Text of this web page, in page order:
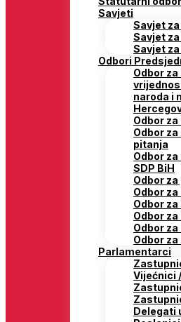
Savjeti
Savjet
Savjet za
Savjet
Odbori
Odbor
naroda i
Odbor
Odbor
pitanja
Odbor
SDP BiH
Odbor
Odbor
Odbor
Odbor
Odbor
Odbor
Parlamentarci
Vijećnici
Delegati